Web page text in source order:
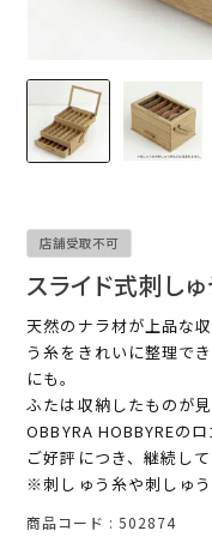
店舗受取不可
スライド式刺し
天然のナラ材が上品な
う糸をきれいに整理で
にも。
ふたは収納したものが
OBBYRA HOBBYREのロ
ご好評につき、継続し
※刺しゅう糸や刺しゅう
商品コード 502874